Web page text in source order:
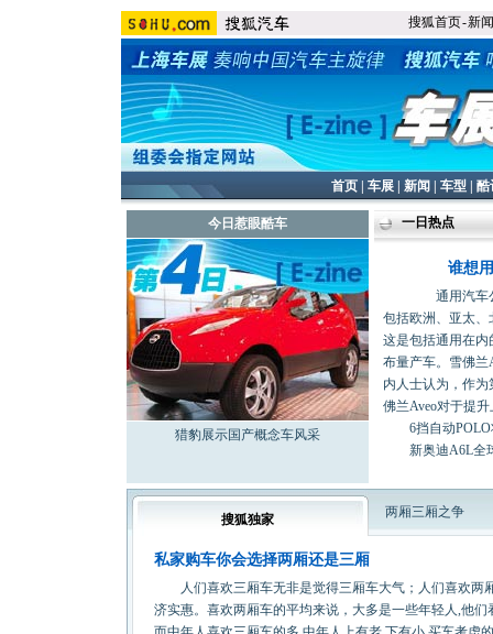
搜狐首页-新闻
首页 车展 新闻 车型 酷
今日惹眼酷车
猎豹展示国产概念车风采
一日热点
谁想
通用汽车公司
包括欧洲、亚太、
这是包括通用在
布量产车。雪佛兰
内人士认为，作
佛兰Aveo对于提
6挡自动
新奥迪A6L全
搜狐独家 两厢三厢之争
私家购车你会选择两厢还是三厢
人们喜欢三厢车无非是觉得三厢车大气；人们喜欢两
济实惠。喜欢两厢车的平均来说，大多是一些年轻人,他